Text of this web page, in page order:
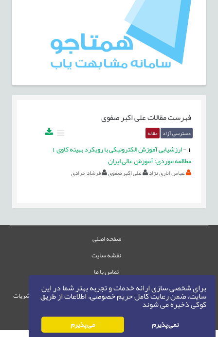
برای شخصی سازی ارائه خدمات و تجربه بهتر شما در این
سایت، ضمن رعایت کامل حریم خصوصی، اطلاعات از طریق
کوکی ذخیره می شوند
نمی پذیرم می پذیرم
فهرست مقالاتعلی اکبر صفوی
دسترسی آزاد مقاله
-
ارزشیابی آموزش الکترونیکی با رویکرد بهینه کاوی 1
مطالعه موردی: آموزش عالی ایران
عباس اناری نژاد علی اکبر صفوی فرشاد مرادی
صفحه اصلی
نقشه سایت
تماس با ما
حقوق این وب‌سایت متعلق به سامانه مدیریت نشریات
حق نشر 1405-1396